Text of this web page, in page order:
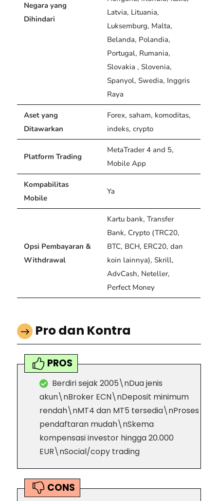
Negara yang
Dihindari
Latvia, Lituania,
Luksemburg, Malta,
Belanda, Polandia,
Portugal, Rumania,
Slovakia , Slovenia,
Spanyol, Swedia, Inggris
Raya
Aset yang
Ditawarkan
Forex, saham, komoditas,
indeks, crypto
Platform Trading
MetaTrader 4 and 5,
Mobile App
Kompabilitas
Mobile
Ya
Opsi Pembayaran &
Withdrawal
Kartu bank, Transfer
Bank, Crypto (TRC20,
BTC, BCH, ERC20, dan
koin lainnya), Skrill,
AdvCash, Neteller,
Perfect Money
Pro dan Kontra
PROS
Berdiri sejak 2005\nDua jenis
akun\nBroker ECN\nDeposit minimum
rendah\nMT4 dan MT5 tersedia\nProses
pendaftaran mudah\nSkema
kompensasi investor hingga 20.000
EUR\nSocial/copy trading
CONS